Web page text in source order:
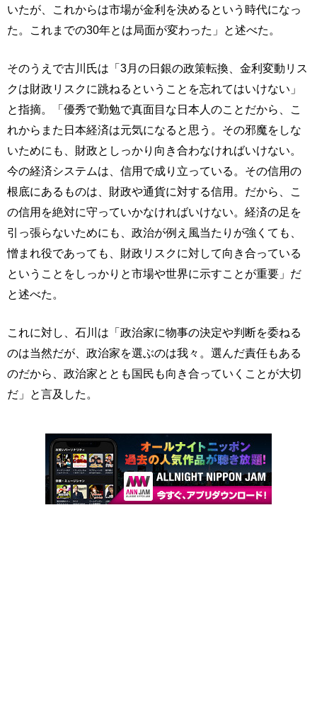
いたが、これからは市場が金利を決めるという時代になっ
た。これまでの30年とは局面が変わった」と述べた。
そのうえで古川氏は「3月の日銀の政策転換、金利変動リス
クは財政リスクに跳ねるということを忘れてはいけない」
と指摘。「優秀で勤勉で真面目な日本人のことだから、こ
れからまた日本経済は元気になると思う。その邪魔をしな
いためにも、財政としっかり向き合わなければいけない。
今の経済システムは、信用で成り立っている。その信用の
根底にあるものは、財政や通貨に対する信用。だから、こ
の信用を絶対に守っていかなければいけない。経済の足を
引っ張らないためにも、政治が例え風当たりが強くても、
憎まれ役であっても、財政リスクに対して向き合っている
ということをしっかりと市場や世界に示すことが重要」だ
と述べた。
これに対し、石川は「政治家に物事の決定や判断を委ねる
のは当然だが、政治家を選ぶのは我々。選んだ責任もある
のだから、政治家ととも国民も向き合っていくことが大切
だ」と言及した。